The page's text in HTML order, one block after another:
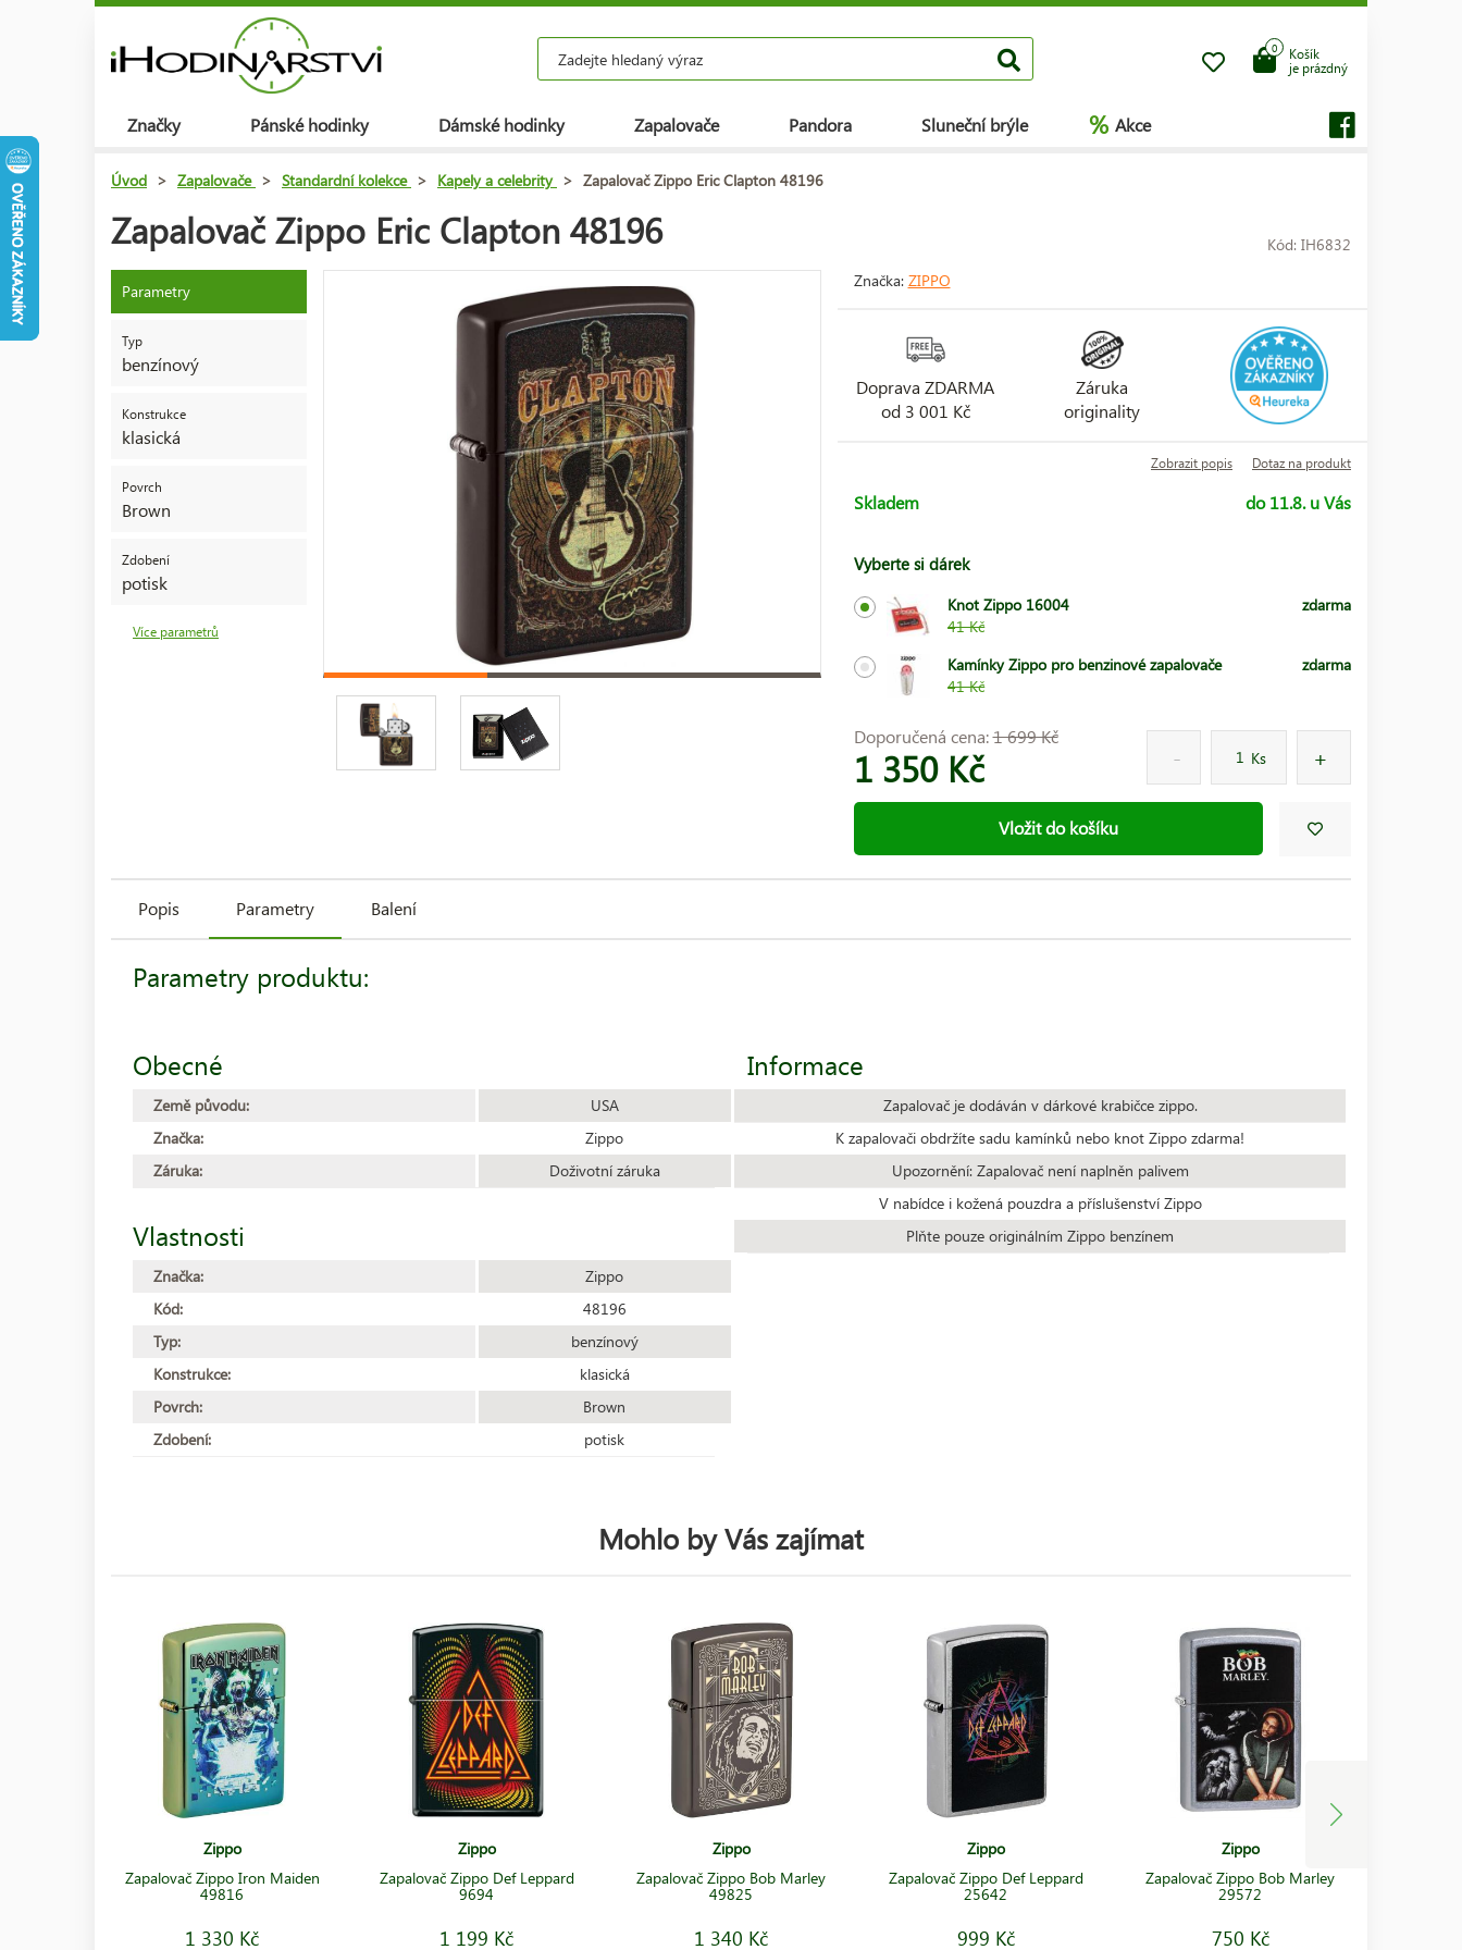
Košík
je prázdný
0
Značky Pánské hodinky Dámské hodinky Zapalovače Pandora Sluneční brýle % Akce
Úvod > Zapalovače > Standardní kolekce > Kapely a celebrity > Zapalovač Zippo Eric Clapton 48196
Zapalovač Zippo Eric Clapton 48196 Kód: IH6832
Parametry
Typ
benzínový
Konstrukce
klasická
Povrch
Brown
Zdobení
potisk
Více parametrů
Značka: ZIPPO
Doprava ZDARMA
od 3 001 Kč
Záruka
originality
Zobrazit popis Dotaz na produkt
Skladem do 11.8. u Vás
Vyberte si dárek
Knot Zippo 16004
41 Kč
zdarma
Kamínky Zippo pro benzinové zapalovače
41 Kč
zdarma
Doporučená cena:1 699 Kč
1 350 Kč Ks
Vložit do košíku
Popis Parametry Balení
Parametry produktu:
Obecné
Země původu:
USA
Značka:
Zippo
Záruka:
Doživotní záruka
Vlastnosti
Značka:
Zippo
Kód:
48196
Typ:
benzínový
Konstrukce:
klasická
Povrch:
Brown
Zdobení:
potisk
Informace
Zapalovač je dodáván v dárkové krabičce zippo.
K zapalovači obdržíte sadu kamínků nebo knot Zippo zdarma!
Upozornění: Zapalovač není naplněn palivem
V nabídce i kožená pouzdra a příslušenství Zippo
Plňte pouze originálním Zippo benzínem
Mohlo by Vás zajímat
Zippo
Zapalovač Zippo Iron Maiden
49816
1 330 Kč
Zippo
Zapalovač Zippo Def Leppard
9694
1 199 Kč
Zippo
Zapalovač Zippo Bob Marley
49825
1 340 Kč
Zippo
Zapalovač Zippo Def Leppard
25642
999 Kč
Zippo
Zapalovač Zippo Bob Marley
29572
750 Kč